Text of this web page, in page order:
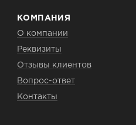
КОМПАНИЯ
О компании
Реквизиты
Отзывы клиентов
Вопрос-ответ
Контакты